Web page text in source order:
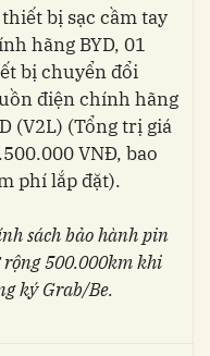
bị sạc cầm tay
hãng BYD, 01
bị chuyển đổi
điện chính hãng
(V2L) (Tổng trị giá
VNĐ, bao
phí lắp đặt).
sách bảo hành pin
rộng 500.000km khi
ký Grab/Be.